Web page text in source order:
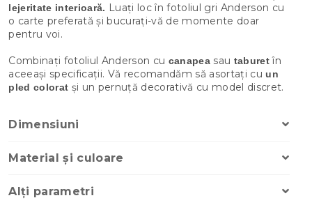
lejeritate interioară. Luați loc în fotoliul gri Anderson cu
o carte preferată și bucurați-vă de momente doar
pentru voi.
Combinați fotoliul Anderson cu canapeasau taburetîn
aceeași specificații. Vă recomandăm să asortați cu un
pled colorat și un pernuță decorativă cu model discret.
Dimensiuni
Material și culoare
Alți parametri